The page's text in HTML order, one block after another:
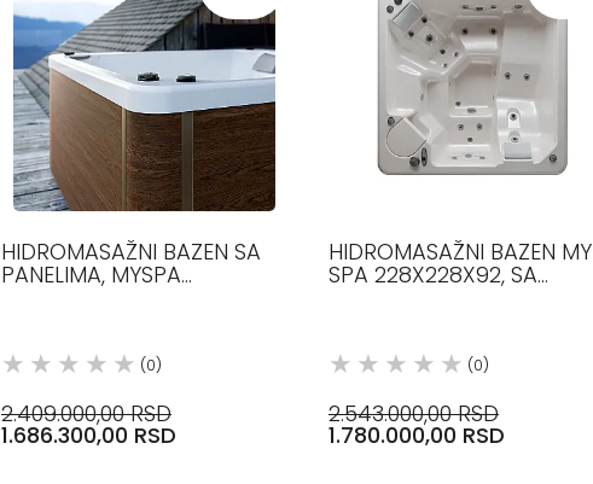
HIDROMASAŽNI BAZEN SA
PANELIMA, MYSPA
(0)
2.409.000,00 RSD
1.686.300,00 RSD
HIDROMASAŽNI BAZEN MY
SPA 228X228X92, SA
(0)
2.543.000,00 RSD
1.780.000,00 RSD